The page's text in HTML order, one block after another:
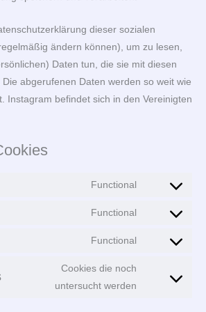
dieser sozialen
ändern können), um zu lesen,
Daten tun, die sie mit diesen
abgerufenen Daten werden so weit wie
Instagram befindet sich in den Vereinigten
Functional
Consent
complianz
Functional
Consent
Functional
Consent
service
Cookies die noch
untersucht werden
Consent